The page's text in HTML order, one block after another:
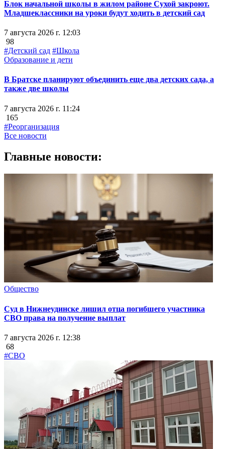
Блок начальной школы в жилом районе Сухой закроют.
Младшеклассники на уроки будут ходить в детский сад
7 августа 2026 г. 12:03
98
#Детский сад #Школа
Образование и дети
В Братске планируют объединить еще два детских сада, а
также две школы
7 августа 2026 г. 11:24
165
#Реорганизация
Все новости
Главные новости:
Общество
Суд в Нижнеудинске лишил отца погибшего участника
СВО права на получение выплат
7 августа 2026 г. 12:38
68
#СВО